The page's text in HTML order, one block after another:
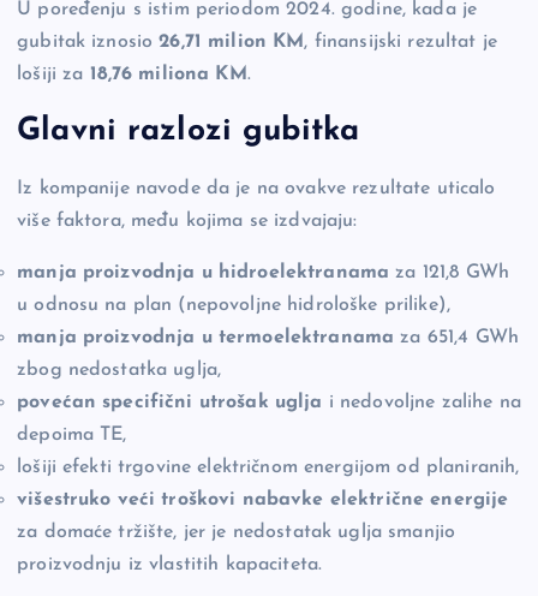
U poređenju s istim periodom 2024. godine, kada je
gubitak iznosio26,71 milion KM , finansijski rezultat je
lošiji za 18,76 miliona KM.
Glavni razlozi gubitka
Iz kompanije navode da je na ovakve rezultate uticalo
više faktora, među kojima se izdvajaju:
manja proizvodnja u hidroelektranama za 121,8 GWh
u odnosu na plan (nepovoljne hidrološke prilike),
manja proizvodnja u termoelektranama za 651,4 GWh
zbog nedostatka uglja,
povećan specifični utrošak uglja i nedovoljne zalihe na
depoima TE,
lošiji efekti trgovine električnom energijom od planiranih,
višestruko veći troškovi nabavke električne energije
za domaće tržište, jer je nedostatak uglja smanjio
proizvodnju iz vlastitih kapaciteta.